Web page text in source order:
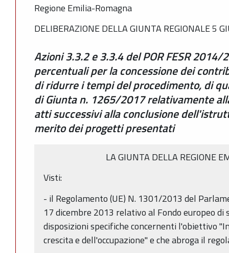
Regione Emilia-Romagna
DELIBERAZIONE DELLA GIUNTA REGIONALE 5
Azioni 3.3.2 e 3.3.4 del POR FESR
percentuali per la concessione dei
di ridurre i tempi del procedimento, di
di Giunta n. 1265/2017 relativamente
atti successivi alla conclusione
merito dei progetti presentati
LA GIUNTA DELLA REGIONE
Visti:
- il Regolamento (UE) N. 1301/2013 del
17 dicembre 2013 relativo al Fondo europeo di
disposizioni specifiche concernenti l'obiettivo
crescita e dell'occupazione" e che abroga il